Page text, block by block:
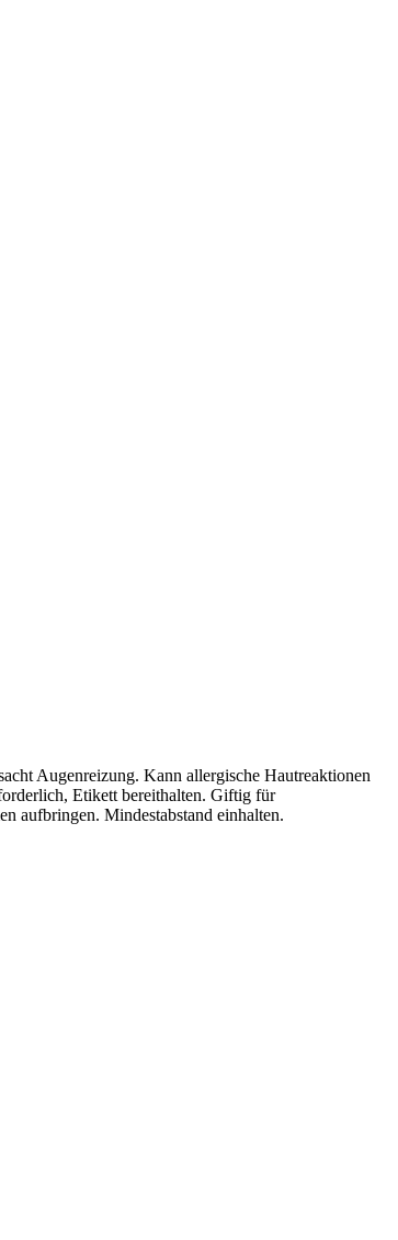
Augenreizung. Kann allergische Hautreaktionen
Etikett bereithalten. Giftig für
aufbringen. Mindestabstand einhalten.